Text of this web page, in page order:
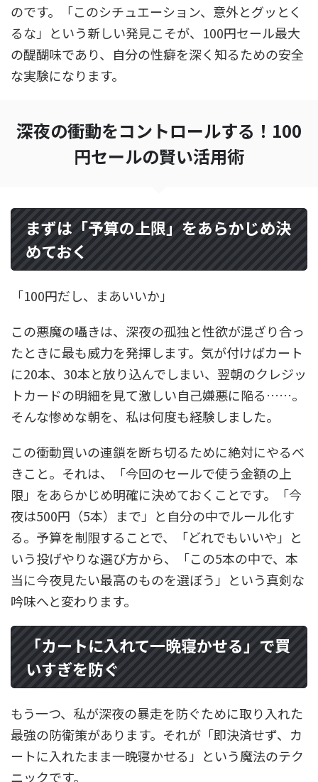
のです。「このシチュエーション、意外とグッとく
るな」という新しい発見こそが、100円セール最大
の醍醐味であり、自分の性癖を深く知るための安全
な実験になります。
深夜の衝動をコントロールする！100
円セールの賢い活用術
まずは「予算の上限」をあらかじめ決
めておく
「100円だし、まあいいか」
この悪魔の囁きは、深夜の孤独と性欲が混ざり合っ
たときに最も威力を発揮します。気が付けばカート
に20本、30本と放り込んでしまい、翌朝のクレジッ
トカードの明細を見て激しい自己嫌悪に陥る……。
そんな惨めな朝を、私は何度も経験しました。
この衝動買いの連鎖を断ち切るために絶対にやるべ
きこと。それは、「今回のセールで使う金額の上
限」をあらかじめ明確に決めておくことです。「今
夜は500円（5本）まで」と自分の中でルール化す
る。予算を制限することで、「どれでもいいや」と
いう投げやりな選び方から、「この5本の中で、本
当に今夜見たい最高のものを選ぼう」という真剣な
吟味へと変わります。
「カートに入れて一晩寝かせる」で買
いすぎを防ぐ
もう一つ、私が深夜の暴走を防ぐために取り入れた
最強の防衛策があります。それが「即決済せず、カ
ートに入れたまま一晩寝かせる」という魔法のテク
ニックです。